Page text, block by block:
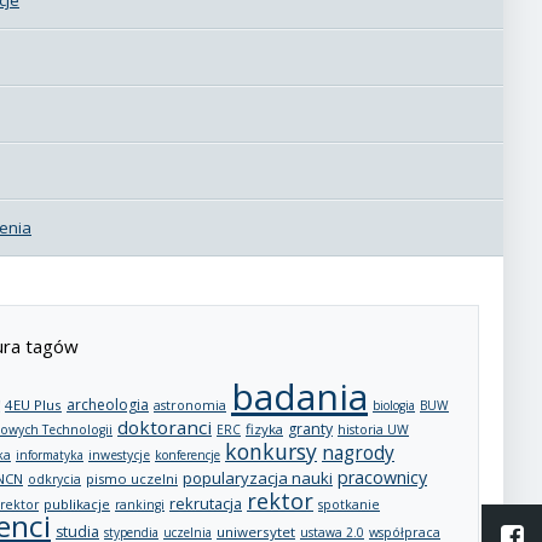
tagów
4EU Plus archeologia astronomia badania biologia BUW
Technologii doktoranci ERC fizyka granty historia UW
informatyka inwestycje konferencje konkursy nagrody
odkrycia pismo uczelni popularyzacja nauki pracownicy
publikacje rankingi rekrutacja rektor spotkanie
studia stypendia uczelnia uniwersytet ustawa 2.0 współpraca